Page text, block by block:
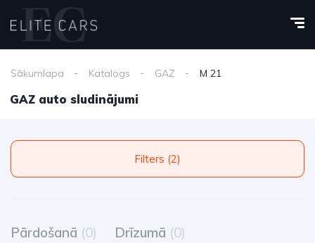
Sākumlapa Katalogs GAZ M 21
GAZ auto sludinājumi
Filters (2)
Pārdošanā (0) Drīzumā (0)